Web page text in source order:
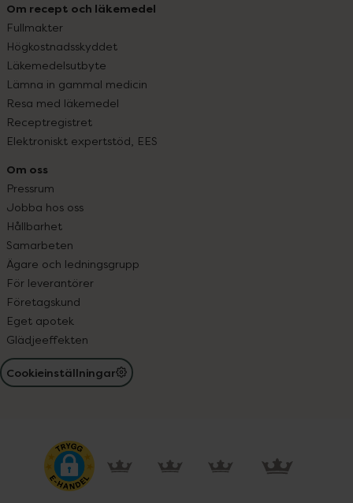
Om recept och läkemedel
Fullmakter
Högkostnadsskyddet
Läkemedelsutbyte
Lämna in gammal medicin
Resa med läkemedel
Receptregistret
Elektroniskt expertstöd, EES
Om oss
Pressrum
Jobba hos oss
Hållbarhet
Samarbeten
Ägare och ledningsgrupp
För leverantörer
Företagskund
Eget apotek
Glädjeeffekten
Cookieinställningar